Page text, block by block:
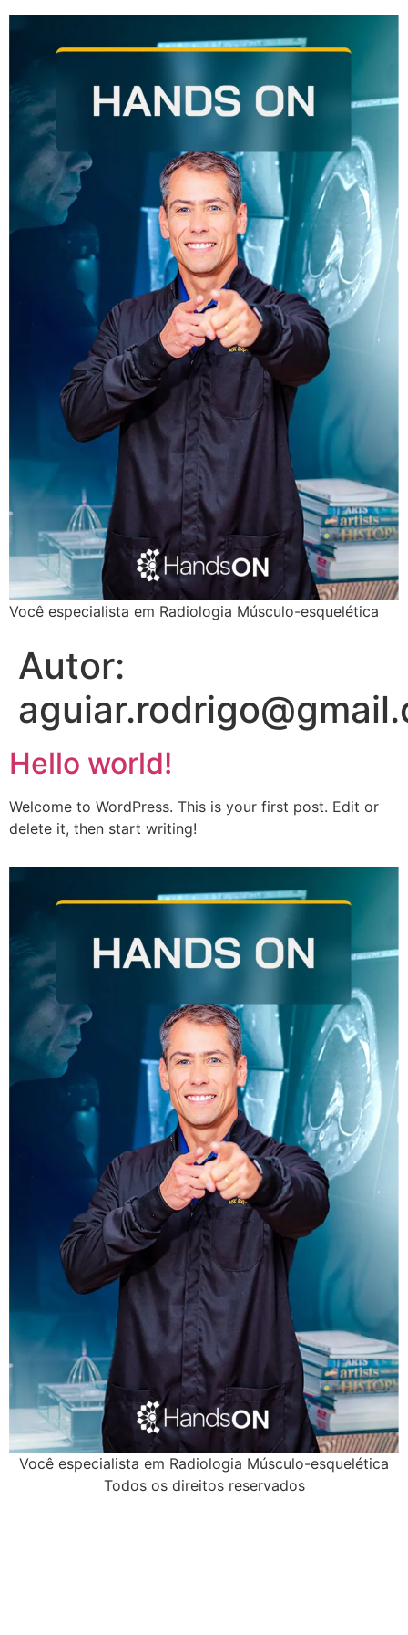
Você especialista em Radiologia Músculo-esquelética
Autor:
Hello world!
Welcome to WordPress. This is your first post. Edit or
delete it, then start writing!
Você especialista em Radiologia Músculo-esquelética
Todos os direitos reservados